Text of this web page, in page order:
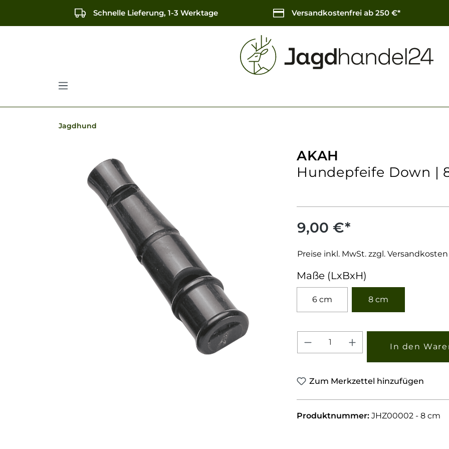
Zur Hauptnavigation springen
Schnelle Lieferung, 1-3 Werktage Versandkostenfrei ab 250 €*
Jagdhund
AKAH
Hundepfeife Down |
9,00 €*
Preise inkl. MwSt. zzgl. Versandkosten
Maße (LxBxH)
6 cm 8 cm
Produkt Anzahl: Gib
In den
Zum Merkzettel hinzufügen
Produktnummer: JHZ00002 - 8 cm